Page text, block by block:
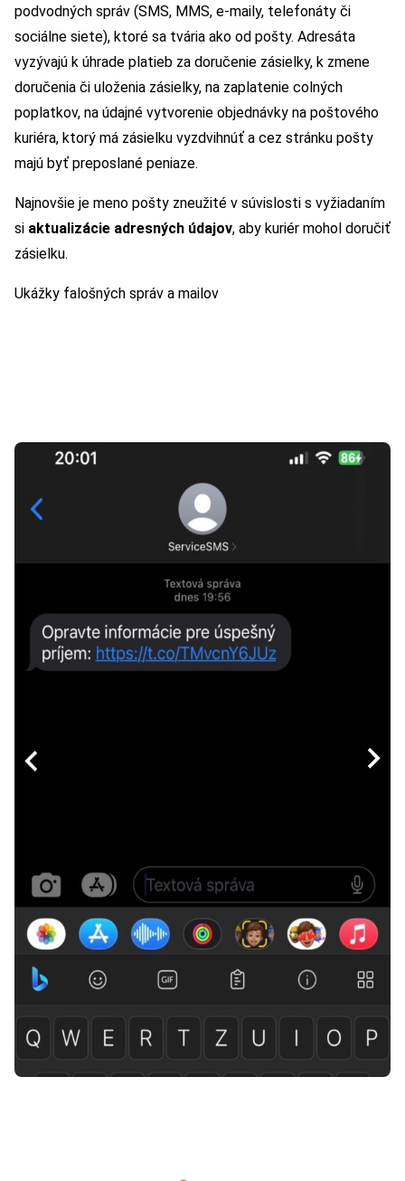
podvodných správ (SMS, MMS, e-maily, telefonáty či
sociálne siete), ktoré sa tvária ako od pošty. Adresáta
vyzývajú k úhrade platieb za doručenie zásielky, k zmene
doručenia či uloženia zásielky, na zaplatenie colných
poplatkov, na údajné vytvorenie objednávky na poštového
kuriéra, ktorý má zásielku vyzdvihnúť a cez stránku pošty
majú byť preposlané peniaze.
Najnovšie je meno pošty zneužité v súvislosti s vyžiadaním
si aktualizácie adresných údajov, aby kuriér mohol doručiť
zásielku.
Ukážky falošných správ a mailov